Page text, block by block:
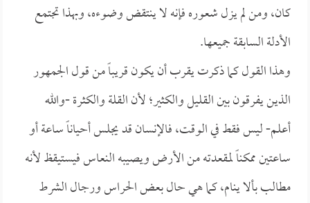
كان، ومن لم يزل شعوره فإنه لا ينتقض وضوءه، وبهذا تجتمع
الأدلة السابقة جميعها.
وهذا القول كما ذكرت يقرب أن يكون قريباً من قول الجمهور
الذين يفرقون بين القليل والكثير؛ لأن القلة والكثرة -والله
أعلم- ليس فقط في الوقت، فالإنسان قد يجلس أحياناً ساعة أو
ساعتين ممكناً لمقعدته من الأرض ويصيبه النعاس فيستيقظ لأنه
مطالب بألا ينام، كما هي حال بعض الحراس ورجال الشرط